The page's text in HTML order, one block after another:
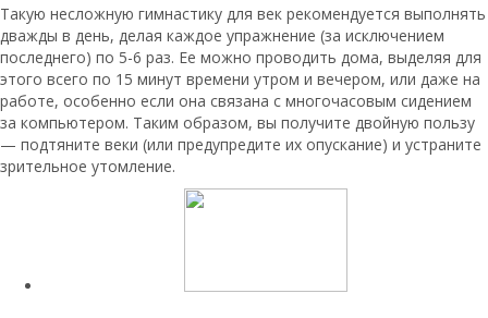
Такую несложную гимнастику для век рекомендуется выполнять
дважды в день, делая каждое упражнение (за исключением
последнего) по 5-6 раз. Ее можно проводить дома, выделяя для
этого всего по 15 минут времени утром и вечером, или даже на
работе, особенно если она связана с многочасовым сидением
за компьютером. Таким образом, вы получите двойную пользу
— подтяните веки (или предупредите их опускание) и устраните
зрительное утомление.